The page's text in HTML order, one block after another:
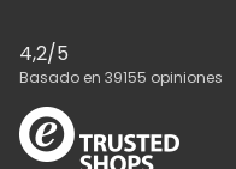
4,2/5
Basado en 39155 opiniones